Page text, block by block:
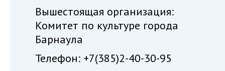
Вышестоящая организация:
Комитет по культуре города
Барнаула
Телефон: +7(385)2-40-30-95